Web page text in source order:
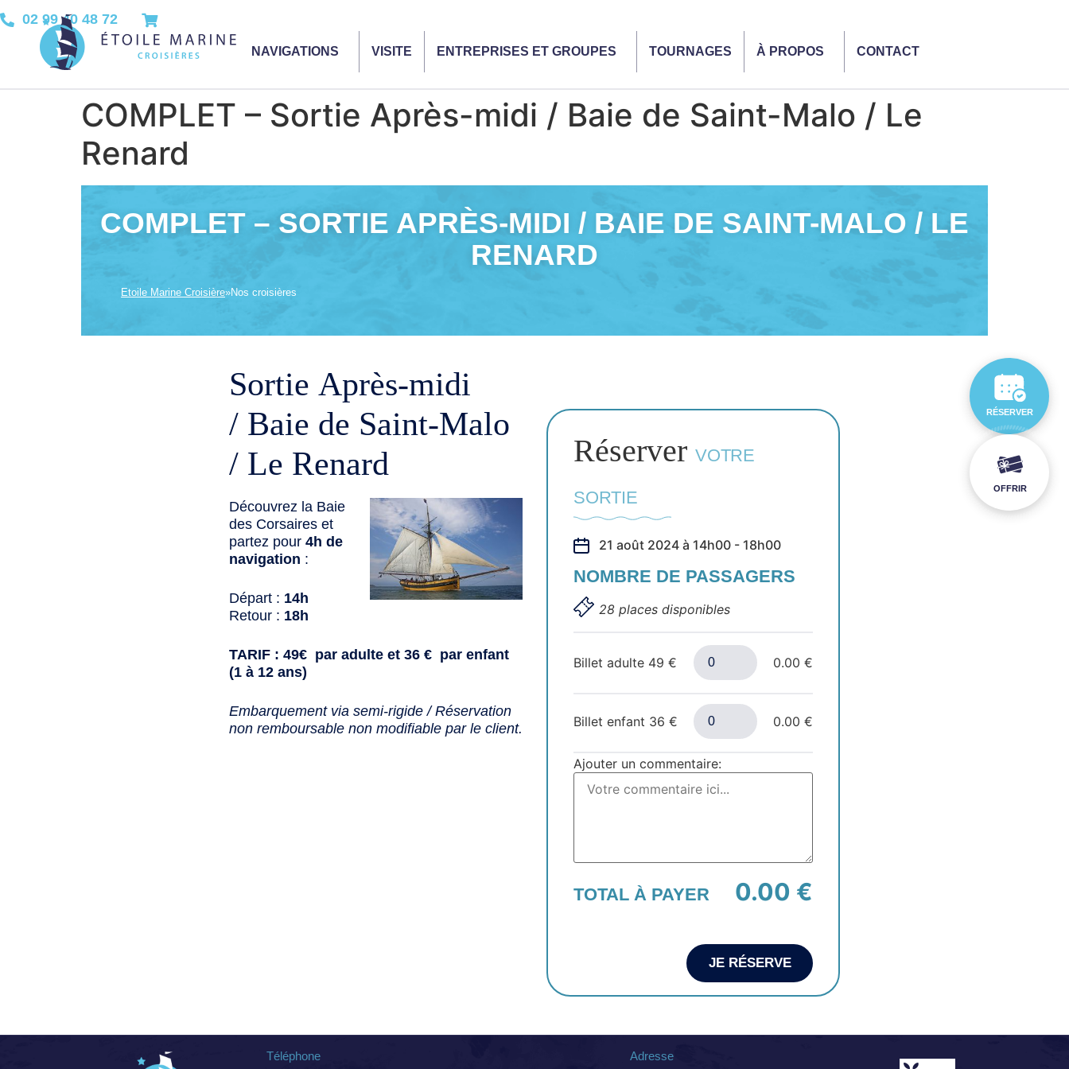
02 99 40 48 72
NAVIGATIONS VISITE ENTREPRISES ET GROUPES TOURNAGES À PROPOS CONTACT
COMPLET – Sortie Après-midi / Baie de Saint-Malo / Le
Renard
COMPLET – SORTIE APRÈS-MIDI / BAIE DE SAINT-MALO / LE
RENARD
Etoile Marine Croisière»Nos croisières
Sortie Après-midi
/ Baie de Saint-Malo
/ Le Renard
Découvrez la Baie
des Corsaires et
partez pour 4h de
navigation :
Départ : 14h
Retour : 18h
TARIF : 49€ par adulte et 36 € par enfant
(1 à 12 ans)
Embarquement via semi-rigide / Réservation
non remboursable non modifiable par le client.
Réserver VOTRE
SORTIE
21 août 2024 à 14h00 - 18h00
NOMBRE DE PASSAGERS
28 places disponibles
Billet adulte 49 € 0.00 €
Billet enfant 36 € 0.00 €
Ajouter un commentaire:
TOTAL À PAYER 0.00 €
JE RÉSERVE
Téléphone Adresse
RÉSERVER
OFFRIR